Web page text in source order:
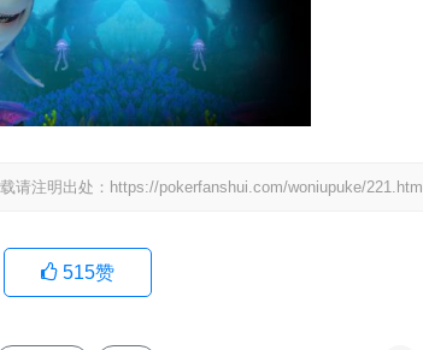
请注明出处：https://pokerfanshui.com/woniupuke/221.html
515赞